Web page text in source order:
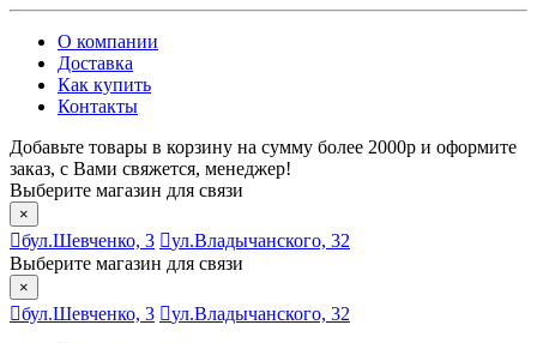
О компании
Доставка
Как купить
Контакты
Добавьте товары в корзину на сумму более 2000р и оформите
заказ, с Вами свяжется, менеджер!
Выберите магазин для связи
×
бул.Шевченко, 3
ул.Владычанского, 32
Выберите магазин для связи
×
бул.Шевченко, 3 ул.Владычанского, 32